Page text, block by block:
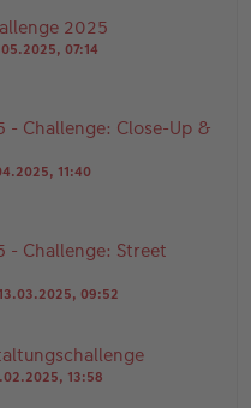
2025
07:14
- Challenge: Close-Up &
11:40
- Challenge: Street
13.03.2025, 09:52
13:58